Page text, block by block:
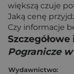
większą czuje
Jaką cenę
Czy informacje
Pogranicze
Wydawnictwo: